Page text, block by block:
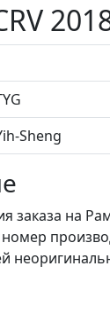
Sheng
заказа на